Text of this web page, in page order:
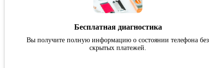
Бесплатная диагностика
Вы получите полную информацию о состоянии телефона без
скрытых платежей.